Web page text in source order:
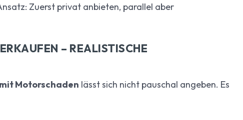
Zuerst privat anbieten, parallel aber
– REALISTISCHE
Motorschaden lässt sich nicht pauschal angeben. Es